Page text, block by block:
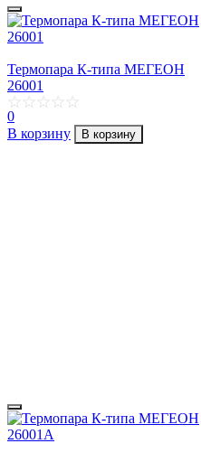
Термопара К-типа МЕГЕОН
26001
0
В корзину
В корзину